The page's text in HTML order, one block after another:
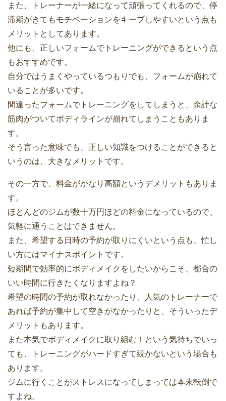
また、トレーナーが一緒になって頑張ってくれるので、停
滞期がきてもモチベーションをキープしやすいという点も
メリットとしてあります。
他にも、正しいフォームでトレーニングができるという点
もおすすめです。
自分ではうまくやっているつもりでも、フォームが崩れて
いることが多いです。
間違ったフォームでトレーニングをしてしまうと、余計な
筋肉がついてボディラインが崩れてしまうこともありま
す。
そう言った意味でも、正しい知識をつけることができると
いうのは、大きなメリットです。
その一方で、料金がかなり高額というデメリットもありま
す。
ほとんどのジムが数十万円ほどの料金になっているので、
気軽に通うことはできません。
また、希望する日時の予約が取りにくいという点も、忙し
い方にはマイナスポイントです。
短期間で効率的にボディメイクをしたいからこそ、都合の
いい時間に行きたくなりますよね？
希望の時間の予約が取れなかったり、人気のトレーナーで
あれば予約が集中して空きがなかったりと、そういったデ
メリットもあります。
また本気でボディメイクに取り組む！という気持ちでいっ
ても、トレーニングがハードすぎて続かないという場合も
あります。
ジムに行くことがストレスになってしまっては本末転倒で
すよね。